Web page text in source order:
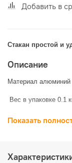
Добавить в
Стакан простой и
Описание
Материал алюминий
Вес в упаковке 0.1
Показать